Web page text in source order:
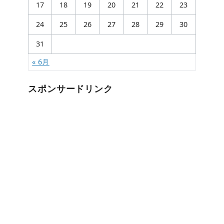
17 18 19 20 21 22 23
24 25 26 27 28 29 30
31
« 6月
スポンサードリンク